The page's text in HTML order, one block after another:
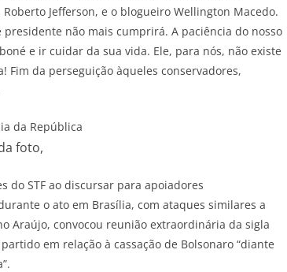
Jefferson, e o blogueiro Wellington Macedo.
não mais cumprirá. A paciência do nosso
e ir cuidar da sua vida. Ele, para nós, não existe
Fim da perseguição àqueles conservadores,
da República
foto,
do STF ao discursar para apoiadores
o ato em Brasília, com ataques similares a
Araújo, convocou reunião extraordinária da sigla
em relação à cassação de Bolsonaro “diante